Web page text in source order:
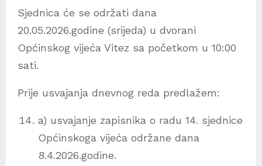
Sjednica će se održati dana
20.05.2026.godine (srijeda) u dvorani
Općinskog vijeća Vitez sa početkom u 10:00
sati.
Prije usvajanja dnevnog reda predlažem:
a) usvajanje zapisnika o radu 14. sjednice
Općinskoga vijeća održane dana
8.4.2026.godine.